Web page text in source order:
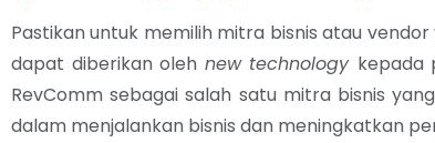
Pastikan untuk memilih mitra bisnis atau
dapat diberikan oleh new technology kepada
RevComm sebagai salah satu mitra bisnis
dalam menjalankan bisnis dan meningkatkan